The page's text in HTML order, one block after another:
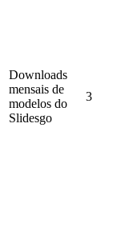
Downloads
mensais de
modelos do
Slidesgo
3